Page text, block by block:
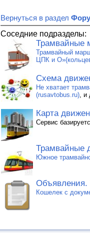
Вернуться в раздел
Соседние подразделы:
Трамвайные
Трамвайный
ЦПК и
Схема
Не хватает
(rusavtobus.ru) ,
Карта
Сервис
Трамвайные
Южное
Объявления.
Кошелек с